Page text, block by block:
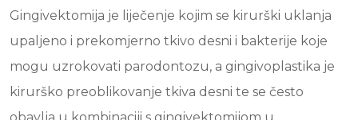
Gingivektomija je liječenje kojim se kirurški uklanja
upaljeno i prekomjerno tkivo desni i bakterije koje
mogu uzrokovati parodontozu, a gingivoplastika je
kirurško preoblikovanje tkiva desni te se često